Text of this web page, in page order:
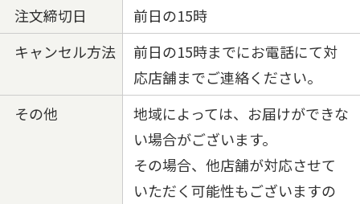
注文締切日
前日の15時
キャンセル方法
前日の15時までにお電話にて対
応店舗までご連絡ください。
その他
地域によっては、お届けができな
い場合がございます。
その場合、他店舗が対応させて
いただく可能性もございますの